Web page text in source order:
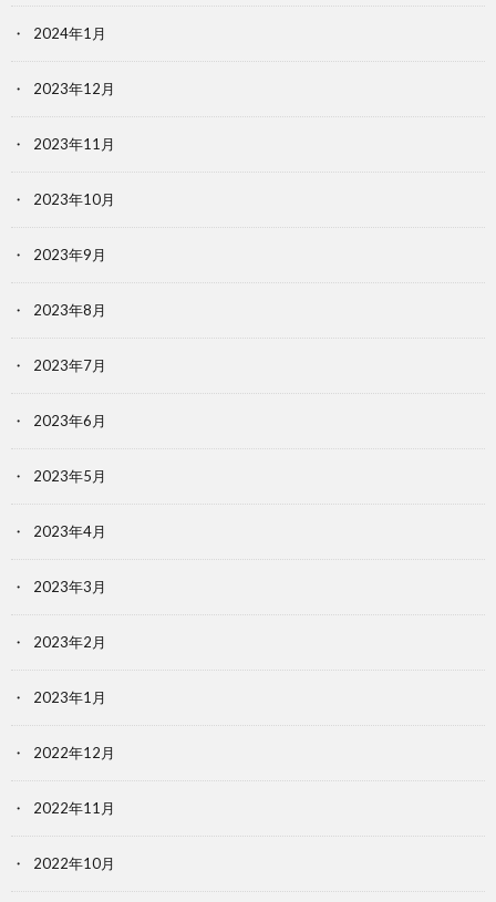
2024年1月
2023年12月
2023年11月
2023年10月
2023年9月
2023年8月
2023年7月
2023年6月
2023年5月
2023年4月
2023年3月
2023年2月
2023年1月
2022年12月
2022年11月
2022年10月